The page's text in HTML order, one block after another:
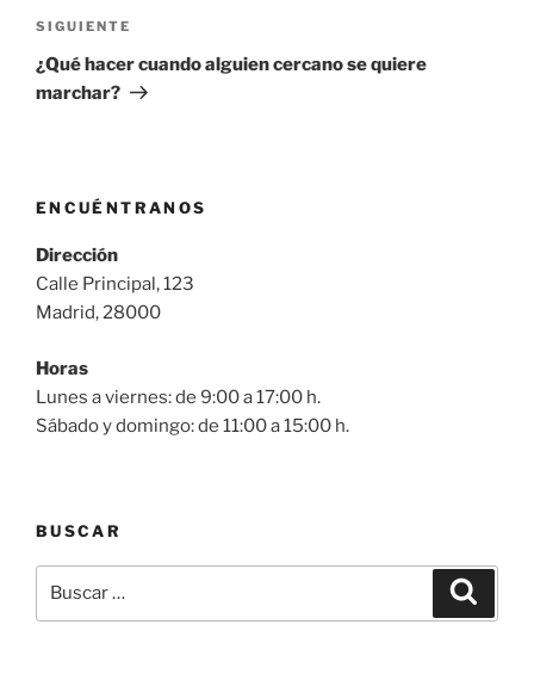
Siguiente
entrada
SIGUIENTE
¿Qué hacer cuando alguien cercano se quiere
marchar?
ENCUÉNTRANOS
Dirección
Calle Principal, 123
Madrid, 28000
Horas
Lunes a viernes: de 9:00 a 17:00 h.
Sábado y domingo: de 11:00 a 15:00 h.
BUSCAR
por: